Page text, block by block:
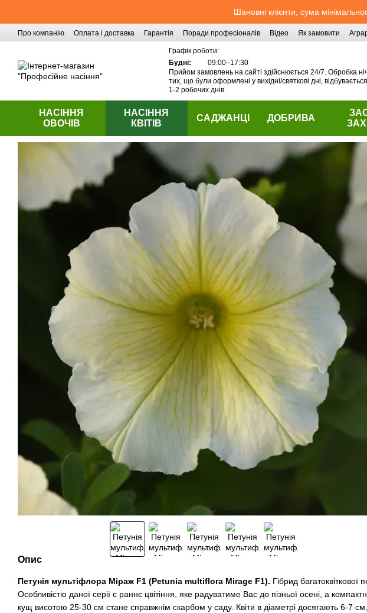
Шановні клієнти, сума
Про компанію Оплата і доставка Гарантія Поради професіоналів Відео Як замовити
Графік роботи:
Будні:
09:00–17:30
Прийом замовлень на сайті здійснюється 24/7. Обробка
тих, що були оформлені у вихідні/святкові дні,
1-2 робочих днів.
НАСІННЯ
ОВОЧІВ
НАСІННЯ
КВІТІВ
САДЖАНЦІ ДОБРИВА
Опис
Петунія мультіфлора Міраж F1 (Petunia multiflora Mirage F1). Гібрид багатоквіткової
Особливістю даної серії є раннє цвітіння, яке радуватиме Вас до пізньої осені, а
кущ висотою 25-30 см стане справжнім скарбом у саду. Квіти в діаметрі досягають 6-7 см,